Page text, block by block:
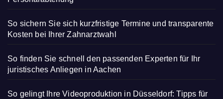
So sichern Sie sich kurzfristige Termine und transparente
Kosten bei Ihrer Zahnarztwahl
So finden Sie schnell den passenden Experten für Ihr
juristisches Anliegen in Aachen
So gelingt Ihre Videoproduktion in Düsseldorf: Tipps für